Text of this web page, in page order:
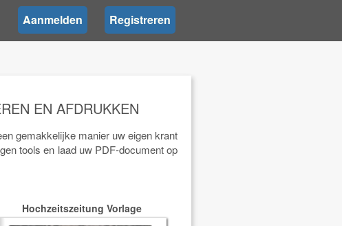
Aanmelden Registreren
EN AFDRUKKEN
gemakkelijke manier uw eigen krant
tools en laad uw PDF-document op
Hochzeitszeitung Vorlage